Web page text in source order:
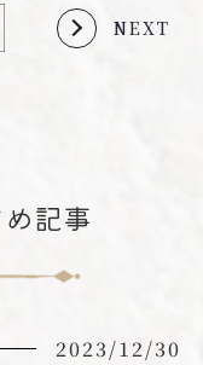
NEXT
記事
2023/12/30